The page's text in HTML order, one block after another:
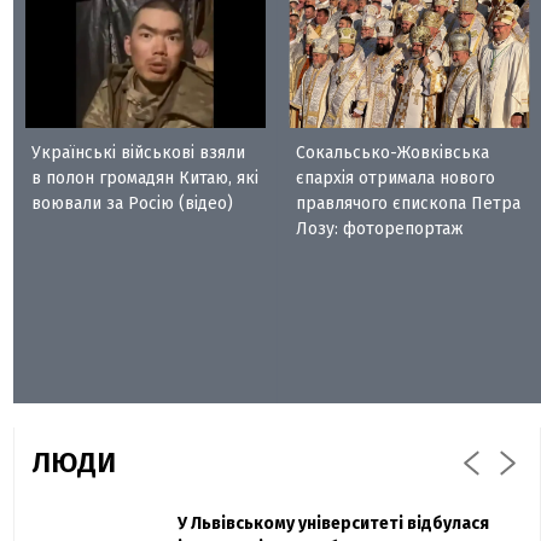
Українські військові взяли
в полон громадян Китаю, які
воювали за Росію (відео)
Сокальсько-Жовківська
єпархія отримала нового
правлячого єпископа Петра
Лозу: фоторепортаж
ЛЮДИ
Павло Дак
Захисник "Азовсталі" Діанов вдруге
У Львівському університеті відбулася